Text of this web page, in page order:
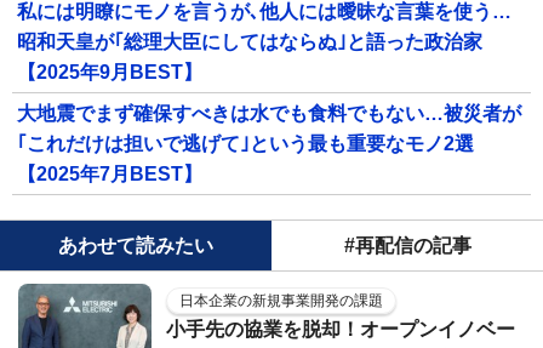
私には明瞭にモノを言うが､他人には曖昧な言葉を使う…
昭和天皇が｢総理大臣にしてはならぬ｣と語った政治家
【2025年9月BEST】
大地震でまず確保すべきは水でも食料でもない…被災者が
｢これだけは担いで逃げて｣という最も重要なモノ2選
【2025年7月BEST】
あわせて読みたい #再配信の記事
日本企業の新規事業開発の課題
小手先の協業を脱却！オープンイノベー